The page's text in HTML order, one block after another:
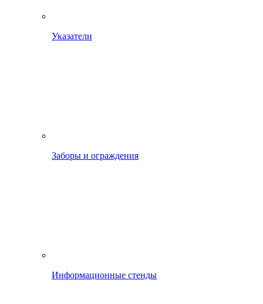
Указатели
Заборы и ограждения
Информационные стенды